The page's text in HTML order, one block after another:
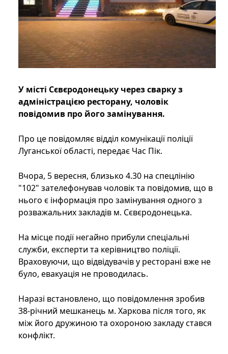
У місті Сєвєродонецьку через сварку з
адміністрацією ресторану, чоловік
повідомив про його замінування.
Про це повідомляє відділ комунікації поліції
Луганської області, передає Час Пік.
Вчора, 5 вересня, близько 4.30 на спецлінію
"102" зателефонував чоловік та повідомив, що в
нього є інформація про замінування одного з
розважальних закладів м. Сєвєродонецька.
На місце події негайно прибули спеціальні
служби, експерти та керівництво поліції.
Враховуючи, що відвідувачів у ресторані вже не
було, евакуація не проводилась.
Наразі встановлено, що повідомлення зробив
38-річний мешканець м. Харкова після того, як
між його дружиною та охороною закладу стався
конфлікт.